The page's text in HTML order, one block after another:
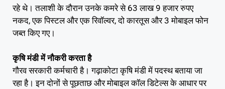
रहे थे। तलाशी के दौरान उनके कमरे से 63 लाख 9 हजार रुपए
नकद, एक पिस्टल और एक रिवॉल्वर, दो कारतूस और 3 मोबाइल फोन
जब्त किए गए।
कृषि मंडी में नौकरी करता है
गौरव सरकारी कर्मचारी है। गढ़ाकोटा कृषि मंडी में पदस्थ बताया जा
रहा है। इन दोनों से पूछताछ और मोबाइल कॉल डिटेल्स के आधार पर